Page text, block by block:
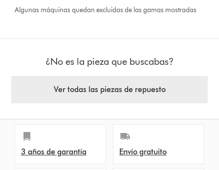
Algunas máquinas quedan excluidas de las gamas mostradas
¿No es la pieza que buscabas?
Ver todas las piezas de repuesto
3 años de garantía Envío gratuito